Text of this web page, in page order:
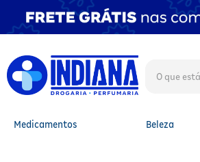
Medicamentos Beleza
TERMOS MAIS
1º
fralda
fralda xg